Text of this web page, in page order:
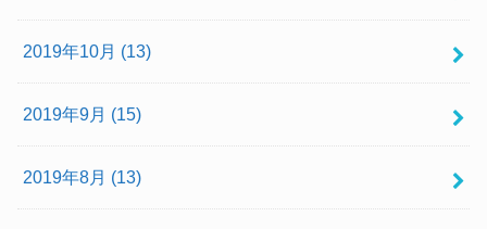
2019年10月 (13)
2019年9月 (15)
2019年8月 (13)